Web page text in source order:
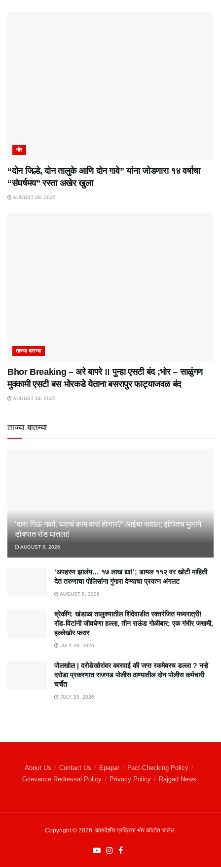
भोर
“दोन जिल्हे, दोन तालुके आणि दोन गावे” यांना जोडणारा १४ वर्षाचा
“संघर्षमय” रस्ता अखेर खुला
AUGUST 28, 2025
ताज्या बातम्या
Bhor Breaking – अरे बापरे‌ !! पुन्हा एसटी बंद ;भोर – साळुंगण
मुक्कामी एसटी बस भोरकडे येताना बसरापुर फाट्याजवळ बंद
AUGUST 14, 2025
ताज्या बातम्या
‘दारू पिऊ नको, घराचं काम कसं होणार?’ आईचा सवाल; झोपेतच मुलाने
डोक्यात रॉड घातला!
AUGUST 8, 2026
‘अपहरण झालंय… १७ लाख द्या!’; डायल ११२ वर खोटी माहिती
देत तरुणाचा पोलिसांना गुंगारा देण्याचा प्रयत्न अंगलट
AUGUST 8, 2026
ब्रेकींग: खंडाळा तालुक्यातील शिंदेवाडीत रक्तरंजित मध्यरात्री!
रॉड-विटांनी जीवघेणा हल्ला, तीन राऊंड गोळीबार; एक गंभीर जखमी,
हल्लेखोर फरार
JULY 28, 2026
पोलखोल | दरोडेखोरांवर कारवाई की जप्त रकमेवरच डल्ला ? नऱ्हे
दरोडा प्रकरणात राजगड पोलीस ठाण्यातील दोन पोलीस कर्मचारी
चर्चेत
JULY 20, 2026
About Us Contact Us Epapar
Fact-Checking Policy
Grievance Redressal Policy
Privacy Policy Rajgad News
Copyright © 2026. कायदेशीर प्रक्रिया भोर कोर्टात चालेल.